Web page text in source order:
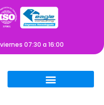
07:30 a 16:00